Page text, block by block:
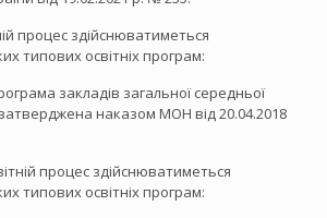
процес здійснюватиметься
типових освітніх програм:
закладів загальної середньої
затверджена наказом МОН від 20.04.2018
процес здійснюватиметься
типових освітніх програм: